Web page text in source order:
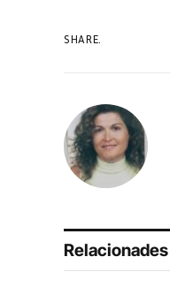
SHARE.
Relacionades